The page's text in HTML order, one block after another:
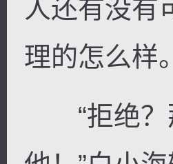
人还有没有
理的怎么样。
“拒绝？